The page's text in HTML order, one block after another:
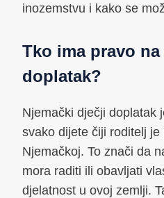
inozemstvu i kako se
Tko ima pravo
doplatak?
Njemački dječji doplatak
svako dijete čiji roditelj
Njemačkoj. To znači da
mora raditi ili obavljati
djelatnost u ovoj zemlji.